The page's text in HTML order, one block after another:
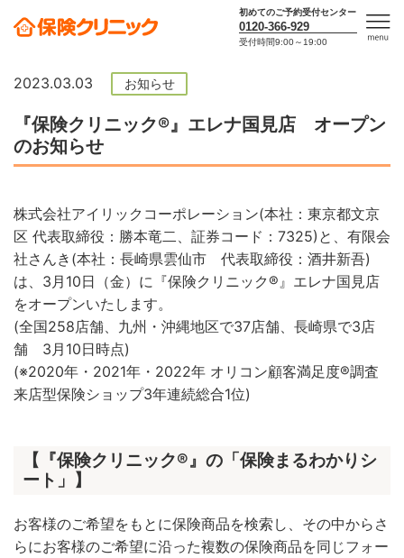
初めてのご予約受付センター
0120-366-929
受付時間9:00～19:00
2023.03.03 お知らせ
『保険クリニック®』エレナ国見店 オープン
のお知らせ
株式会社アイリックコーポレーション(本社：東京都文京
区 代表取締役：勝本竜二、証券コード：7325)と、有限会
社さんき(本社：長崎県雲仙市 代表取締役：酒井新吾)
は、3月10日（金）に『保険クリニック®』エレナ国見店
をオープンいたします。
(全国258店舗、九州・沖縄地区で37店舗、長崎県で3店
舗 3月10日時点)
(※2020年・2021年・2022年 オリコン顧客満足度®調査
来店型保険ショップ3年連続総合1位)
【『保険クリニック®』の「保険まるわかりシ
ート」】
お客様のご希望をもとに保険商品を検索し、その中からさ
らにお客様のご希望に沿った複数の保険商品を同じフォー